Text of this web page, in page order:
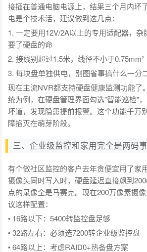
接插在普通电脑电源上，结果三个月内坏
电是个技术活，建议做到这几点：
1. 一定要用12V/2A以上的专用适配器，
要了硬盘的命
2. 接线别超过1.5米，线径不小于0.75mm²
3. 每块盘单独供电，别图省事搞什么一分
现在主流NVR都支持硬盘健康监测功能了
统为例，在硬盘管理界面勾选"智能巡检"
坏道，发现隐患提前报警。这个功能千万
障掐灭在萌芽阶段。
三、企业级监控和家用完全是两码事
有个做社区监控的客户去年贪便宜用了家
摄像头同时写入时，硬盘延迟直接飙到
点的录像全是马赛克。现在200万像素摄
议这样配置：
• 16路以下：5400转监控盘足够
• 32路左右：必须选7200转企业级监控盘
• 64路以上：考虑RAID0+热备盘方案